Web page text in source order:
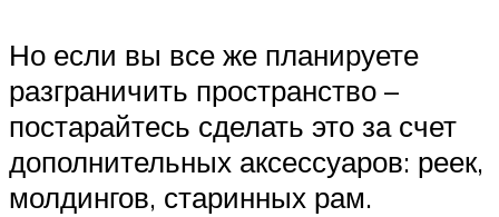
Но если вы все же планируете
разграничить пространство –
постарайтесь сделать это за счет
дополнительных аксессуаров: реек,
молдингов, старинных рам.